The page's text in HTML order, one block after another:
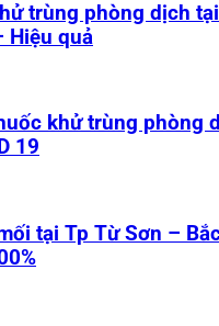
trùng phòng dịch tại
Hiệu quả
khử trùng phòng
19
tại Tp Từ Sơn –